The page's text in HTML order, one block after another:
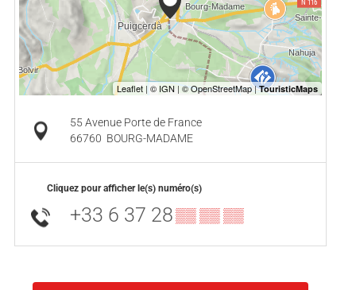
55 Avenue Porte de France
66760 BOURG-MADAME
Cliquez pour afficher le(s) numéro(s)
+33 6 37 28▒▒ ▒▒ ▒▒